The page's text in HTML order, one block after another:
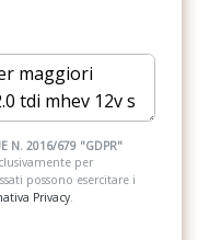
e giubbini ad alta
N. 2016/679 "GDPR"
per
possono esercitare i
Privacy